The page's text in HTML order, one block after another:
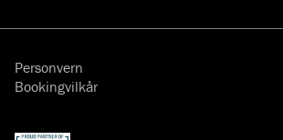
Personvern
Bookingvilkår